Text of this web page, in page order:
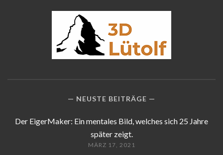
NEUSTE BEITRÄGE
Der EigerMaker: Ein mentales Bild, welches sich 25 Jahre
später zeigt.
MÄRZ 17, 2021